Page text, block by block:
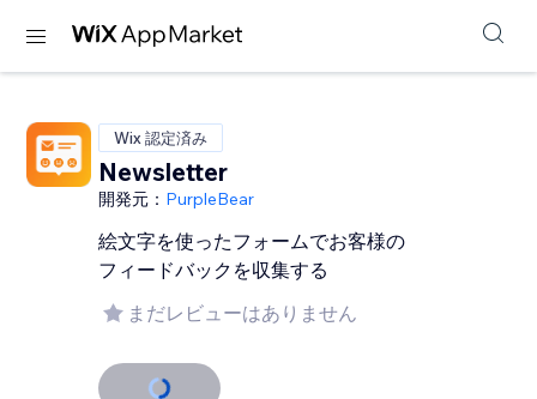
Wix 認定済み
Newsletter
開発元： PurpleBear
絵文字を使ったフォームでお客様の
フィードバックを収集する
まだレビューはありません